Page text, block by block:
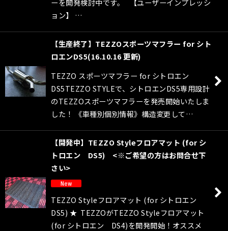
ーを開発検討中です。 【ユーザーインプレッシ
ョン】 …
【生産終了】TEZZOスポーツマフラー for シト
ロエンDS5(16.10.16 更新)
TEZZO スポーツマフラー for シトロエン
DS5TEZZO STYLEで、シトロエンDS5専用設計
のTEZZOスポーツマフラーを発売開始いたしま
した！ 《車種別個別情報》構造変更して…
【開発中】TEZZO Styleフロアマット (for シ
トロエン DS5) <※ご希望の方はお問合せ下
さい>
TEZZO Styleフロアマット (for シトロエン
DS5) ★ TEZZOがTEZZO Styleフロアマット
(for シトロエン DS4)を開発開始！オススメ